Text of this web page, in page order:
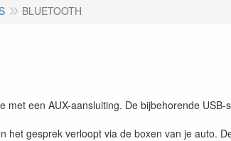
BLUETOOTH
met een AUX-aansluiting. De bijbehorende
het gesprek verloopt via de boxen van je auto.